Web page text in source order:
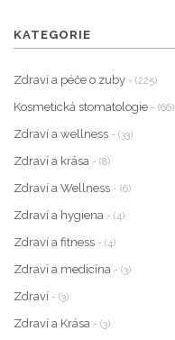
KATEGORIE
Zdraví a péče o zuby - (225)
Kosmetická stomatologie - (66)
Zdraví a wellness - (33)
Zdraví a krása - (8)
Zdraví a Wellness - (6)
Zdraví a hygiena - (4)
Zdraví a fitness - (4)
Zdraví a medicína - (3)
Zdraví - (3)
Zdraví a Krása - (3)